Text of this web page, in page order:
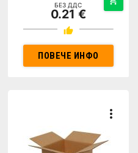
БЕЗ ДДС
0.21 €
ПОВЕЧЕ ИНФО